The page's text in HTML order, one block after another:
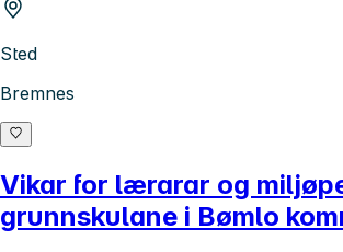
Sted
Bremnes
Vikar for lærarar og
grunnskulane i Bømlo